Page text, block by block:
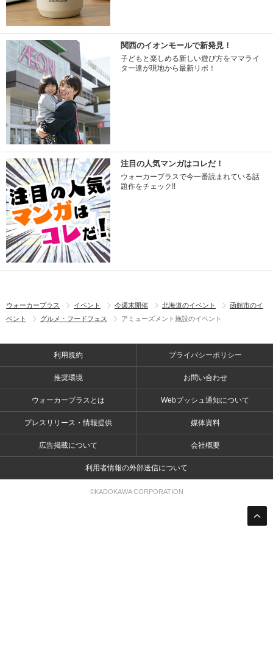
関西のイオンモールで新発見！
子どもと楽しめる新しい遊び方をママライ
ター達が現地から最新リポ！
注目の人気マンガはコレだ！
ウォーカープラスで今一番読まれている話
題作をチェック!!
ウォーカープラス イベント 今週末開催 北海道のイベント
函館市のイ
ベント
グルメ・フードフェス アミューズメント施設のイベント
利用規約 プライバシーポリシー
推奨環境 お問い合わせ
ウォーカープラスとは Webプッシュ通知について
プレスリリース・情報提供 媒体資料
広告掲載について 会社概要
利用者情報の外部送信について
©KADOKAWA CORPORATION